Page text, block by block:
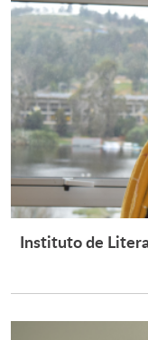
Instituto de